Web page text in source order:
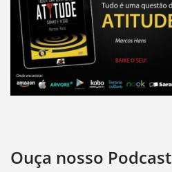
Ouça nosso Podcast